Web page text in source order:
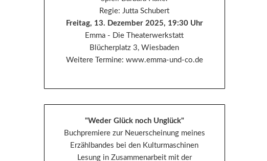
Regie: Jutta Schubert
Freitag, 13. Dezember 2025, 19:30 Uhr
Emma - Die Theaterwerkstatt
Blücherplatz 3, Wiesbaden
Weitere Termine: www.emma-und-co.de
"Weder Glück noch Unglück"
Buchpremiere zur Neuerscheinung meines
Erzählbandes bei den Kulturmaschinen
Lesung in Zusammenarbeit mit der